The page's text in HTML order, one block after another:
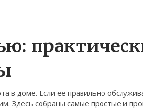
в доме. Если её правильно
Здесь собраны самые простые и